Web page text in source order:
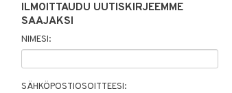
ILMOITTAUDU UUTISKIRJEEMME
SAAJAKSI
NIMESI:
SÄHKÖPOSTIOSOITTEESI: